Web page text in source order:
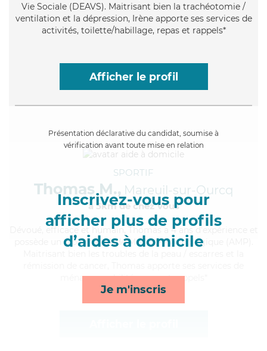
Vie Sociale (DEAVS). Maitrisant bien la trachéotomie /
ventilation et la dépression, Irène apporte ses services de
activités, toilette/habillage, repas et rappels*
Afficher le profil
Présentation déclarative du candidat, soumise à
vérification avant toute mise en relation
Inscrivez-vous pour
afficher plus de profils
d’aides à domicile
Je m'inscris
SPORTIF
Thomas M., Mareuil-sur-Ourcq
à 5km de chez Vous
, efficace et humain, Thomas a 4 ans d'expérience et
possède un diplôme d'Aide Médico-Psychologique (AMP).
ménage, mobilité, repas et rappels*